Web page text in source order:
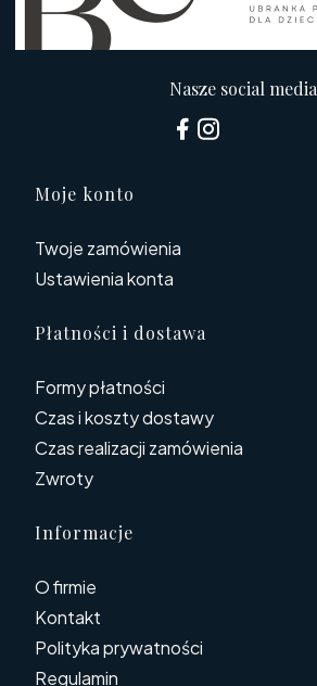
Nasze social media
Linki w stopce
Moje konto
Twoje zamówienia
Ustawienia konta
Płatności i dostawa
Formy płatności
Czas i koszty dostawy
Czas realizacji zamówienia
Zwroty
Informacje
O firmie
Kontakt
Polityka prywatności
Regulamin